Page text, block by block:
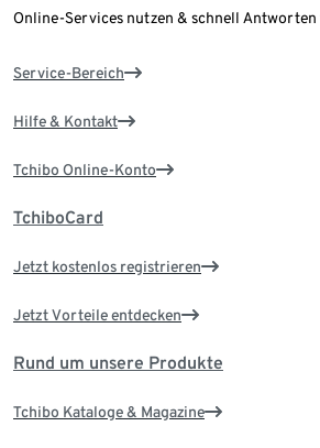
Online-Services nutzen & schnell Antworten
Service-Bereich
Hilfe & Kontakt
Tchibo Online-Konto
TchiboCard
Jetzt kostenlos registrieren
Jetzt Vorteile entdecken
Rund um unsere Produkte
Tchibo Kataloge & Magazine